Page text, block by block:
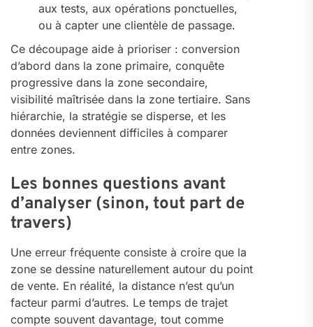
aux tests, aux opérations ponctuelles,
ou à capter une clientèle de passage.
Ce découpage aide à prioriser : conversion
d’abord dans la zone primaire, conquête
progressive dans la zone secondaire,
visibilité maîtrisée dans la zone tertiaire. Sans
hiérarchie, la stratégie se disperse, et les
données deviennent difficiles à comparer
entre zones.
Les bonnes questions avant
d’analyser (sinon, tout part de
travers)
Une erreur fréquente consiste à croire que la
zone se dessine naturellement autour du point
de vente. En réalité, la distance n’est qu’un
facteur parmi d’autres. Le temps de trajet
compte souvent davantage, tout comme